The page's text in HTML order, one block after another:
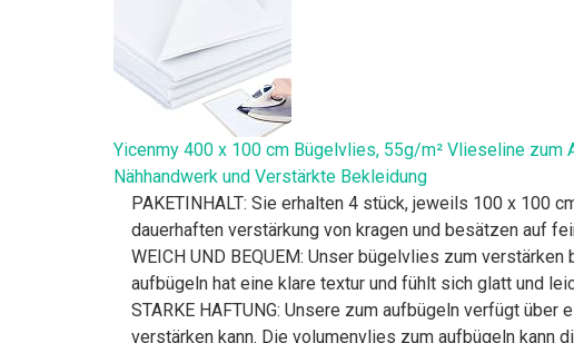
Yicenmy 400 x 100 cm Bügelvlies, 55g/m² Vlieseline
Nähhandwerk und Verstärkte Bekleidung
PAKETINHALT: Sie erhalten 4 stück, jeweils 100 x 100
dauerhaften verstärkung von kragen und besätzen auf
WEICH UND BEQUEM: Unser bügelvlies zum
aufbügeln hat eine klare textur und fühlt sich glatt und
STARKE HAFTUNG: Unsere zum aufbügeln verfügt
verstärken kann. Die volumenvlies zum aufbügeln